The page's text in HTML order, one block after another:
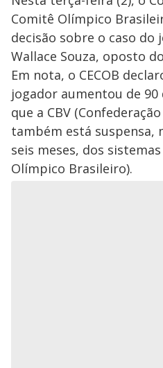
Comitê Olímpico
decisão sobre o caso do
Wallace Souza, oposto
Em nota, o CECOB
jogador aumentou de 90
que a CBV
também está suspensa,
seis meses, dos
Olímpico Brasileiro).